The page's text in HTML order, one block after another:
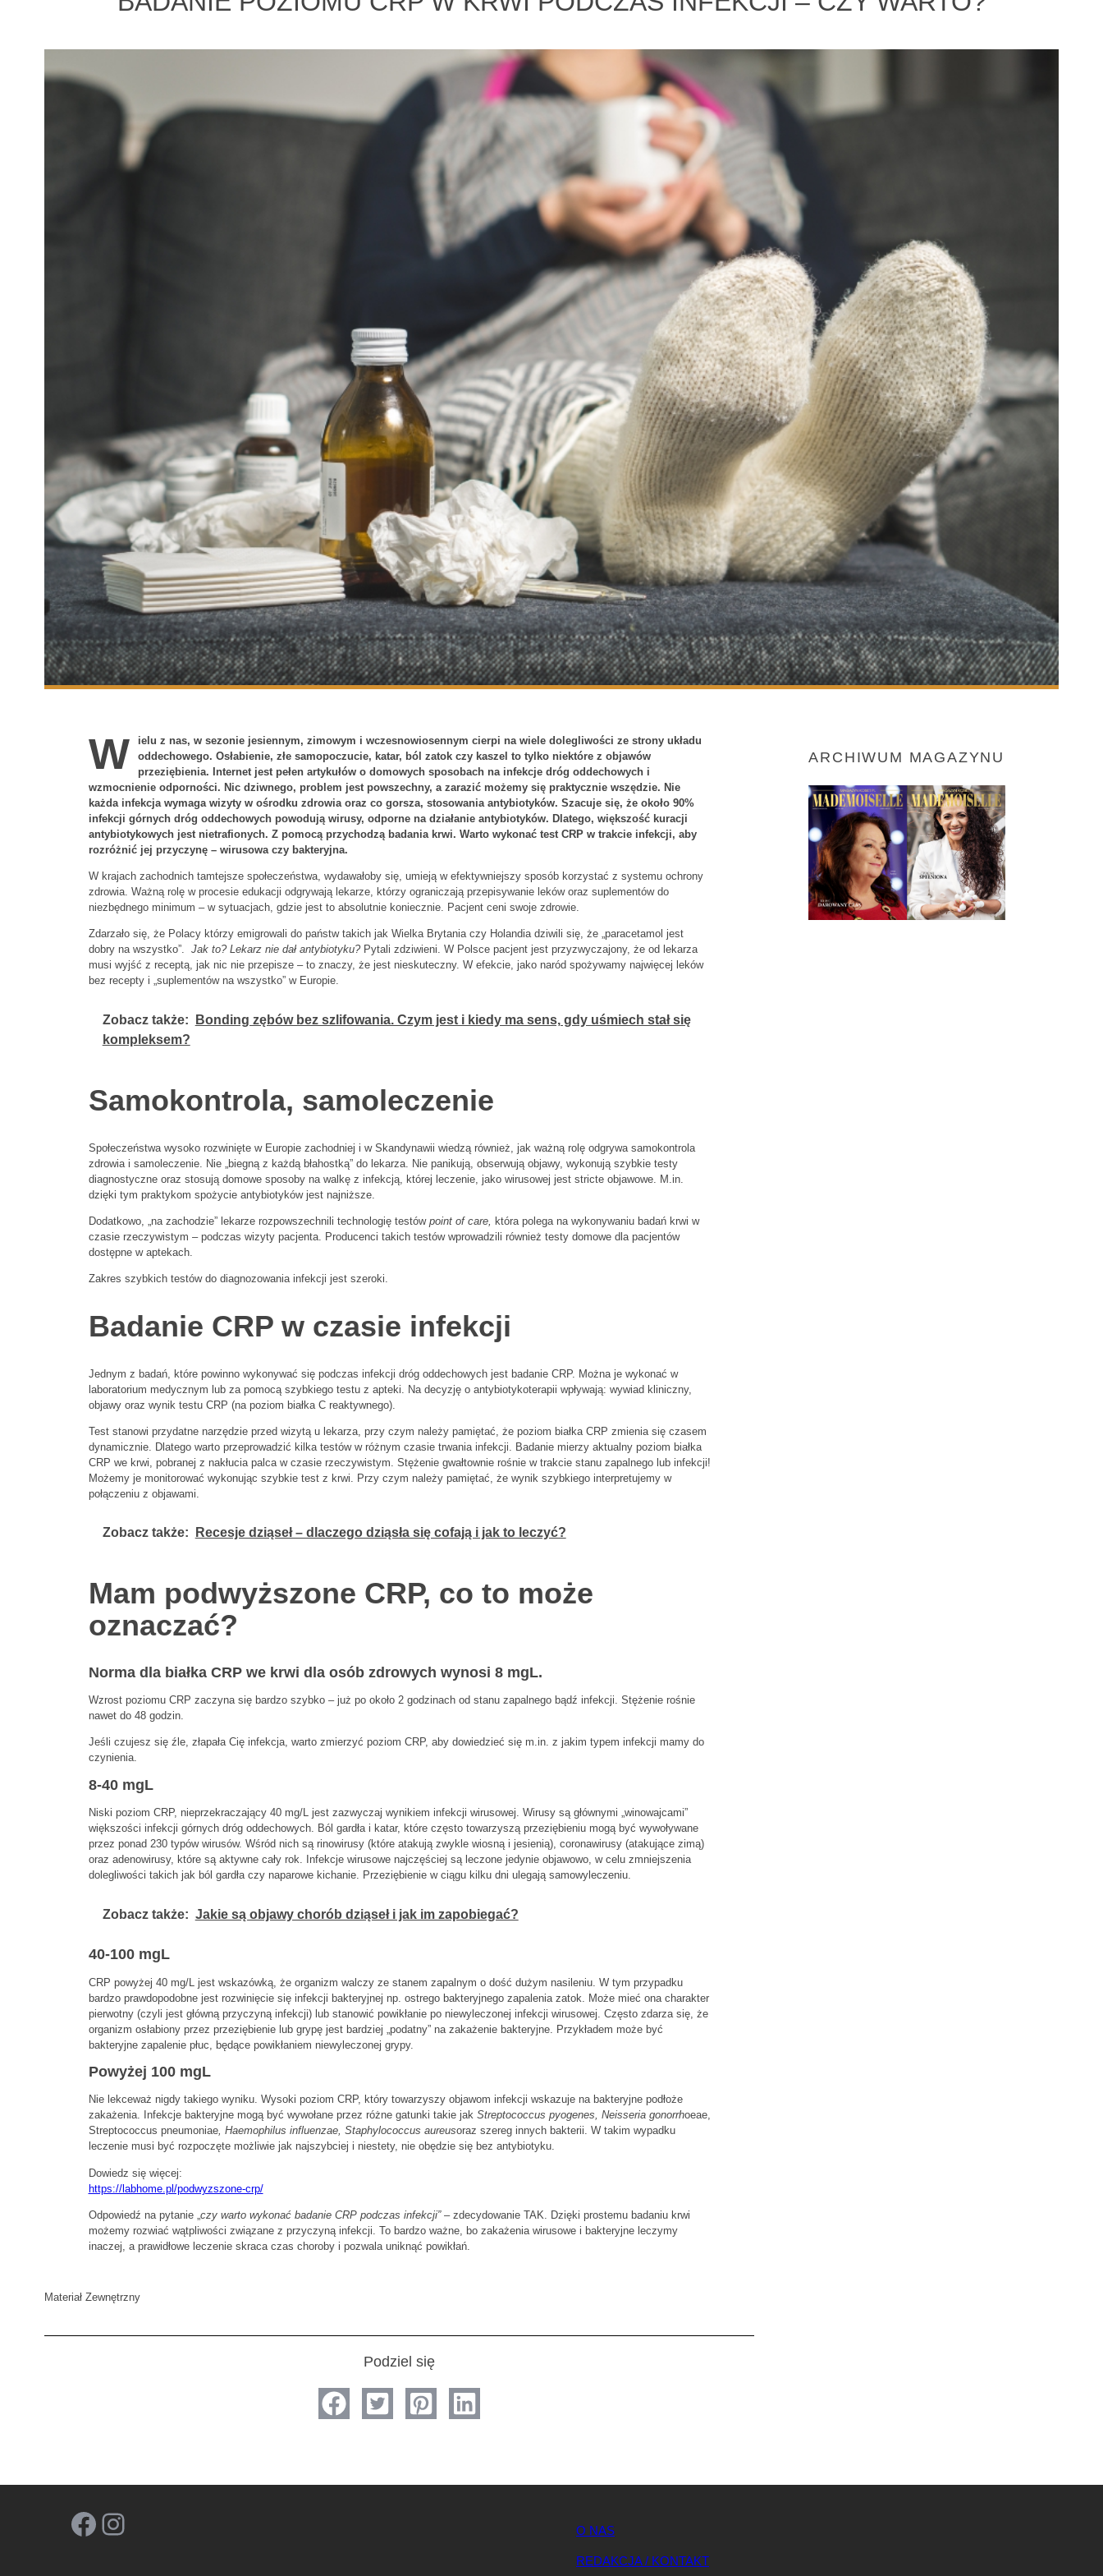
W
ielu z nas, w sezonie jesiennym, zimowym i wczesnowiosennym cierpi na wiele dolegliwości ze strony układu
oddechowego. Osłabienie, złe samopoczucie, katar, ból zatok czy kaszel to tylko niektóre z objawów
przeziębienia. Internet jest pełen artykułów o domowych sposobach na infekcje dróg oddechowych i
wzmocnienie odporności. Nic dziwnego, problem jest powszechny, a zarazić możemy się praktycznie wszędzie. Nie
każda infekcja wymaga wizyty w ośrodku zdrowia oraz co gorsza, stosowania antybiotyków. Szacuje się, że około 90%
infekcji górnych dróg oddechowych powodują wirusy, odporne na działanie antybiotyków. Dlatego, większość kuracji
antybiotykowych jest nietrafionych. Z pomocą przychodzą badania krwi. Warto wykonać test CRP w trakcie infekcji, aby
rozróżnić jej przyczynę – wirusowa czy bakteryjna.
W krajach zachodnich tamtejsze społeczeństwa, wydawałoby się, umieją w efektywniejszy sposób korzystać z systemu ochrony
zdrowia. Ważną rolę w procesie edukacji odgrywają lekarze, którzy ograniczają przepisywanie leków oraz suplementów do
niezbędnego minimum – w sytuacjach, gdzie jest to absolutnie koniecznie. Pacjent ceni swoje zdrowie.
Zdarzało się, że Polacy którzy emigrowali do państw takich jak Wielka Brytania czy Holandia dziwili się, że „paracetamol jest
dobry na wszystko”. Jak to? Lekarz nie dał antybiotyku? Pytali zdziwieni. W Polsce pacjent jest przyzwyczajony, że od lekarza
musi wyjść z receptą, jak nic nie przepisze – to znaczy, że jest nieskuteczny. W efekcie, jako naród spożywamy najwięcej leków
bez recepty i „suplementów na wszystko” w Europie.
Zobacz także:
Bonding zębów bez szlifowania. Czym jest i kiedy ma sens, gdy uśmiech stał się
kompleksem?
Samokontrola, samoleczenie
Społeczeństwa wysoko rozwinięte w Europie zachodniej i w Skandynawii wiedzą również, jak ważną rolę odgrywa samokontrola
zdrowia i samoleczenie. Nie „biegną z każdą błahostką” do lekarza. Nie panikują, obserwują objawy, wykonują szybkie testy
diagnostyczne oraz stosują domowe sposoby na walkę z infekcją, której leczenie, jako wirusowej jest stricte objawowe. M.in.
dzięki tym praktykom spożycie antybiotyków jest najniższe.
Dodatkowo, „na zachodzie” lekarze rozpowszechnili technologię testów point of care,
która polega na wykonywaniu badań krwi w
czasie rzeczywistym – podczas wizyty pacjenta. Producenci takich testów wprowadzili również testy domowe dla pacjentów
dostępne w aptekach.
Zakres szybkich testów do diagnozowania infekcji jest szeroki.
Badanie CRP w czasie infekcji
Jednym z badań, które powinno wykonywać się podczas infekcji dróg oddechowych jest badanie CRP. Można je wykonać w
laboratorium medycznym lub za pomocą szybkiego testu z apteki. Na decyzję o antybiotykoterapii wpływają: wywiad kliniczny,
objawy oraz wynik testu CRP (na poziom białka C reaktywnego).
Test stanowi przydatne narzędzie przed wizytą u lekarza, przy czym należy pamiętać, że poziom białka CRP zmienia się czasem
dynamicznie. Dlatego warto przeprowadzić kilka testów w różnym czasie trwania infekcji. Badanie mierzy aktualny poziom białka
CRP we krwi, pobranej z nakłucia palca w czasie rzeczywistym. Stężenie gwałtownie rośnie w trakcie stanu zapalnego lub infekcji!
Możemy je monitorować wykonując szybkie test z krwi. Przy czym należy pamiętać, że wynik szybkiego interpretujemy w
połączeniu z objawami.
Zobacz także: Recesje dziąseł – dlaczego dziąsła się cofają i jak to leczyć?
Mam podwyższone CRP, co to może
oznaczać?
Norma dla białka CRP we krwi dla osób zdrowych wynosi 8 mgL.
Wzrost poziomu CRP zaczyna się bardzo szybko – już po około 2 godzinach od stanu zapalnego bądź infekcji. Stężenie rośnie
nawet do 48 godzin.
Jeśli czujesz się źle, złapała Cię infekcja, warto zmierzyć poziom CRP, aby dowiedzieć się m.in. z jakim typem infekcji mamy do
czynienia.
8-40 mgL
Niski poziom CRP, nieprzekraczający 40 mg/L jest zazwyczaj wynikiem infekcji wirusowej. Wirusy są głównymi „winowajcami”
większości infekcji górnych dróg oddechowych. Ból gardła i katar, które często towarzyszą przeziębieniu mogą być wywoływane
przez ponad 230 typów wirusów. Wśród nich są rinowirusy (które atakują zwykle wiosną i jesienią), coronawirusy (atakujące zimą)
oraz adenowirusy, które są aktywne cały rok. Infekcje wirusowe najczęściej są leczone jedynie objawowo, w celu zmniejszenia
dolegliwości takich jak ból gardła czy naparowe kichanie. Przeziębienie w ciągu kilku dni ulegają samowyleczeniu.
Zobacz także: Jakie są objawy chorób dziąseł i jak im zapobiegać?
40-100 mgL
CRP powyżej 40 mg/L jest wskazówką, że organizm walczy ze stanem zapalnym o dość dużym nasileniu. W tym przypadku
bardzo prawdopodobne jest rozwinięcie się infekcji bakteryjnej np. ostrego bakteryjnego zapalenia zatok. Może mieć ona charakter
pierwotny (czyli jest główną przyczyną infekcji) lub stanowić powikłanie po niewyleczonej infekcji wirusowej. Często zdarza się, że
organizm osłabiony przez przeziębienie lub grypę jest bardziej „podatny” na zakażenie bakteryjne. Przykładem może być
bakteryjne zapalenie płuc, będące powikłaniem niewyleczonej grypy.
Powyżej 100 mgL
Nie lekceważ nigdy takiego wyniku. Wysoki poziom CRP, który towarzyszy objawom infekcji wskazuje na bakteryjne podłoże
zakażenia. Infekcje bakteryjne mogą być wywołane przez różne gatunki takie jak Streptococcus pyogenes, Neisseria gonorrhoeae,
Streptococcus pneumoniae, Haemophilus influenzae, Staphylococcus aureusoraz szereg innych bakterii. W takim wypadku
leczenie musi być rozpoczęte możliwie jak najszybciej i niestety, nie obędzie się bez antybiotyku.
Dowiedz się więcej:
https://labhome.pl/podwyzszone-crp/
Odpowiedź na pytanie „ czy warto wykonać badanie CRP podczas infekcji” – zdecydowanie TAK. Dzięki prostemu badaniu krwi
możemy rozwiać wątpliwości związane z przyczyną infekcji. To bardzo ważne, bo zakażenia wirusowe i bakteryjne leczymy
inaczej, a prawidłowe leczenie skraca czas choroby i pozwala uniknąć powikłań.
Materiał Zewnętrzny
Podziel się
ARCHIWUM MAGAZYNU
Facebook Instagram O NAS
REDAKCJA / KONTAKT